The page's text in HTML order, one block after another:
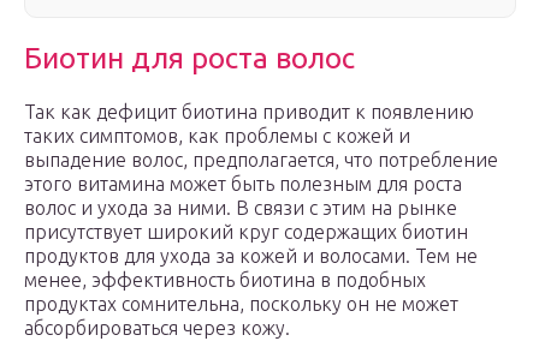
Биотин для роста волос
Так как дефицит биотина приводит к появлению
таких симптомов, как проблемы с кожей и
выпадение волос, предполагается, что потребление
этого витамина может быть полезным для роста
волос и ухода за ними. В связи с этим на рынке
присутствует широкий круг содержащих биотин
продуктов для ухода за кожей и волосами. Тем не
менее, эффективность биотина в подобных
продуктах сомнительна, поскольку он не может
абсорбироваться через кожу.